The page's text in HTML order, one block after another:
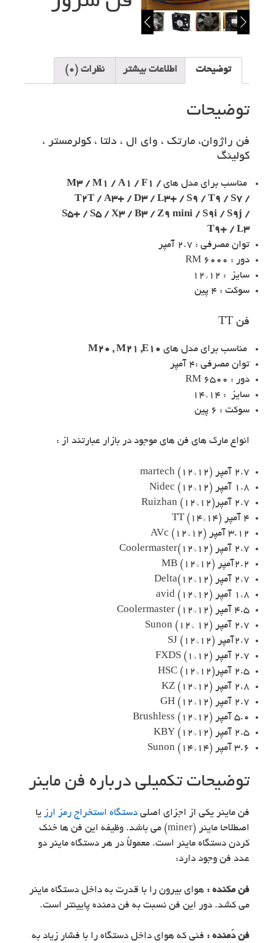
توضیحات اطلاعات بیشتر نظرات (0)
توضیحات
فن راژوان، مارتك ، واي ال ، دلتا ، کولرمستر ،
کولینگ
مناسب برای مدل هایM3 / M1 / A1 / F1 /
T2T / A3+ / D3 / L3+ / S9 / T9 / S7 /
S5+ / S5 / X3 / B3 / Z9 mini / S9i / S9j /
T9+ / L3
توان مصرفی : 2.7 آمپر
دور : 6000 RM
سایز : 12*12
سوکت : 4 پین
فن TT
مناسب برای مدل های M20 , M21 ,E10
توان مصرفی :4 آمپر
دور : 6500 RM
سایز : 14*14
سوکت : 6 پین
انواع مارک های فن های موجود در بازار عبارتند از :
2.7 آمپر (martech (12*12
1.8 آمپر (Nidec (12*12
2.7 آمپر(Ruizhan (12*12
4 آمپر (TT (14*14
3.12 آمپر (AVc (12*12
2.7 آمپر (12*12)Coolermaster
2.2آمپر (MB (12*12
2.7 آمپر (Delta(12*12
1.8 آمپر (avid (12*12
4.5 آمپر (12*12) Coolermaster
2.7 آمپر (12 *12) Sunon
2.7آمپر (12*12) SJ
2.7 آمپر (12*1) FXDS
2.5 آمپر(12*12) HSC
2.8 آمپر (12*12) KZ
2.7 آمپر (12*12) GH
5.0 آمپر (12*12) Brushless
2.5 آمپر (12*12) KBY
3.6 آمپر (14*14) Sunon
توضیحات تکمیلی درباره فن ماینر
فن ماينر یکی از اجزای اصلی دستگاه استخراج رمز ارز یا
اصطلاحا ماینر (miner) می باشد. وظيفه این فن ها خنک
کردن دستگاه ماينر است. معمولاً در هر دستگاه ماینر دو
عدد فن وجود دارد:
فن مكنده : هوای بیرون را با قدرت به داخل دستگاه ماينر
می کشد. دور اين فن نسبت به فن دمنده پايينتر است.
فن دَمنده : فنی که هوای داخل دستگاه را با فشار زیاد به